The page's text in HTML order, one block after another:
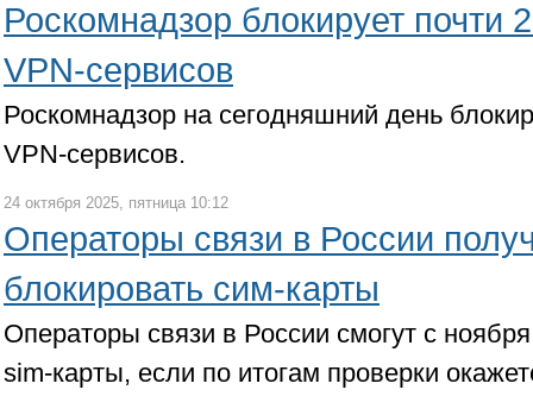
Роскомнадзор блокирует почти
VPN-сервисов
Роскомнадзор на сегодняшний день
VPN-сервисов.
24 октября 2025, пятница 10:12
Операторы связи в России
блокировать сим-карты
Операторы связи в России смогут с
sim-карты, если по итогам проверки